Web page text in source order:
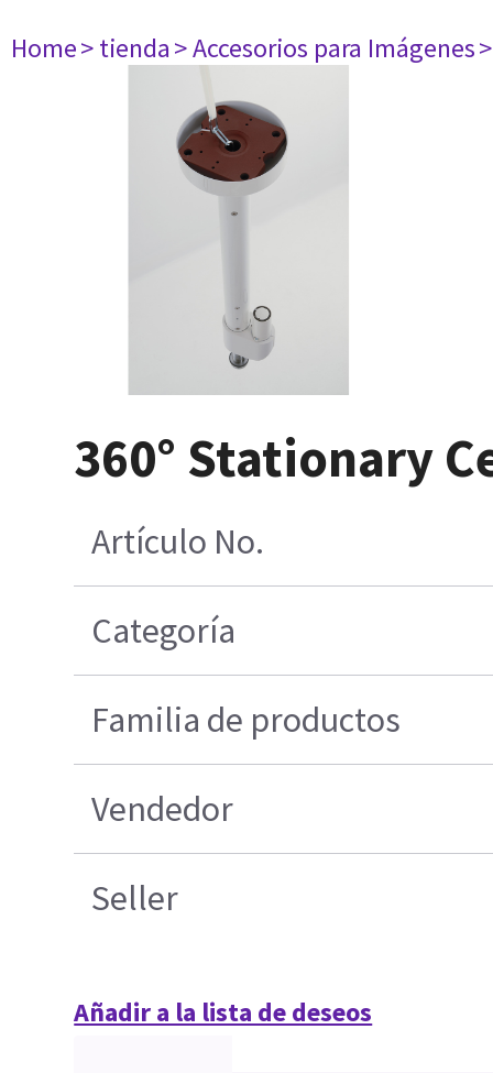
Home> tienda> Accesorios para Imágenes
360° Stationary
Artículo No.
Categoría
Familia de productos
Vendedor
Seller
Añadir a la lista de deseos